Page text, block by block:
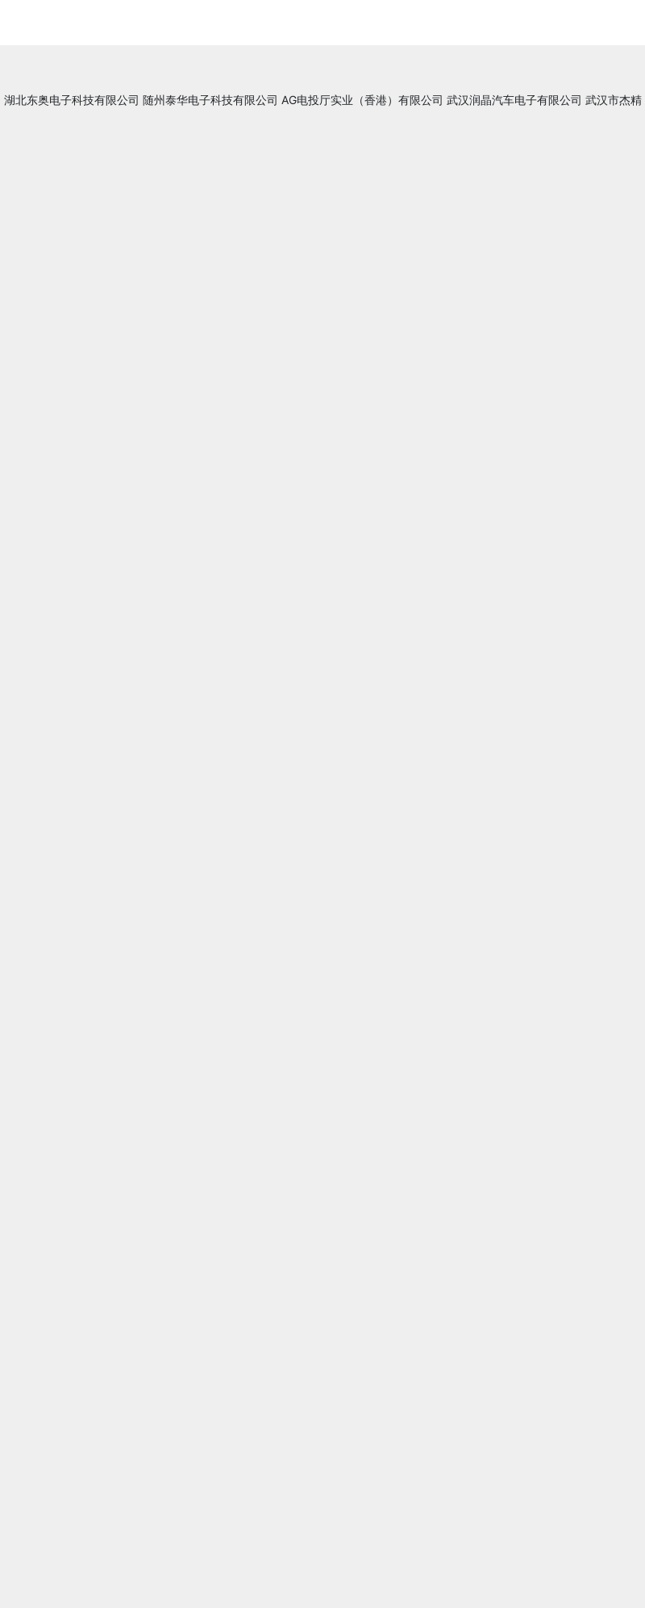
湖北东奥电子科技有限公司 随州泰华电子科技有限公司 AG电投厅实业（香港）有限公司 武汉润晶汽车电子有限公司 武汉市杰精